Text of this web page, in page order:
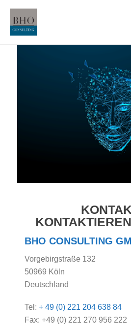
BHO CONSULTING
Vorgebirgstraße 132
50969 Köln
Deutschland
Tel: + 49 (0) 221 204 638 84
Fax: +49 (0) 221 270 956 222